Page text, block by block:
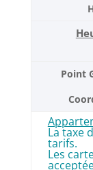
Point
La taxe
tarifs.
Les